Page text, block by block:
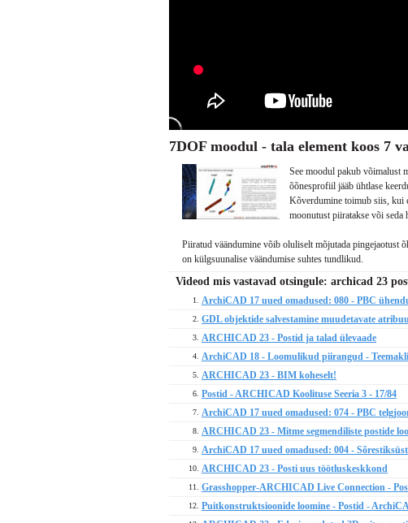
7DOF moodul - tala element koos 7
See moodul pakub võimalust
õõnesprofiil jääb ühtlase
Kõverdumine toimub siis, kui
moonutust piiratakse või seda
Piiratud väändumine võib oluliselt mõjutada pingejaotust
on külgsuunalise väändumise suhtes tundlikud.
Videod mis vastavad otsingule: archicad 23
1. ArchiCAD 17 uued omadused: 080 - PBC
2. GDL objektide salvestamine muudetavate
3. ARCHICAD 23 - Postid ja talad ülevaade
4. ArchiCAD 18 - Loomulikud piirangud -
5. ARCHICAD 23 - BIM koheselt!
6. Postid - ARCHICAD Koolituse Seeria 3 - 17/84
7. ArchiCAD 17 uued omadused: 074 - PBC
8. ARCHICAD 23 - Mitme segmendiliste postide
9. ArchiCAD 17 uued omadused: 004 -
10. ARCHICAD 23 - Posti uus töötluskeskkond
11. Grasshopper-ARCHICAD Live Connection -
12. Puitkonstruktsioonide loomine - Postid -